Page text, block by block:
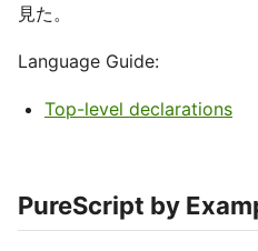
見た。
Language Guide:
Top-level declarations
PureScript by